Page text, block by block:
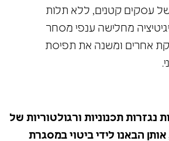
עסקים קטנים, ללא תלות
מחלישה ענפי מסחר
אחרים ומשנה את תפיסת
נגזרות תכנוניות ורגולטוריות של
הבאנו לידי ביטוי במסגרת